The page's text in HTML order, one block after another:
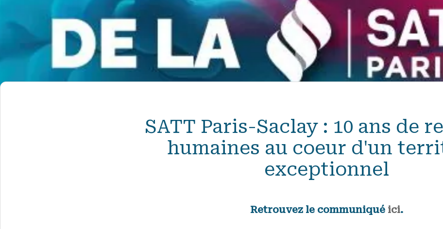
SATT Paris-Saclay : 10 ans de
humaines au coeur d'un
exceptionnel
Retrouvez le communiqué ici.